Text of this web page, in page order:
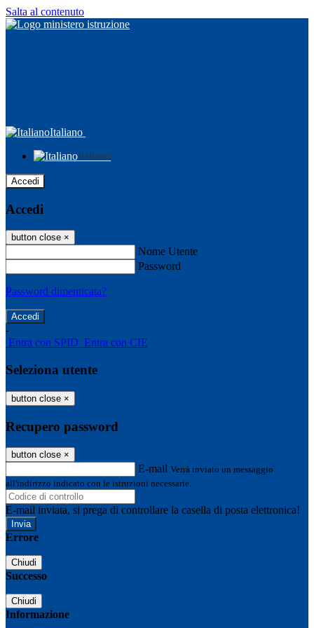
Salta al contenuto
Italiano
Italiano
Accedi
Accedi
button close ×
Nome Utente
Password
Password dimenticata?
-
Entra con SPID Entra con CIE
Seleziona utente
button close ×
Recupero password
button close ×
E-mail Verrà inviato un messaggio
all'indirizzo indicato con le istruzioni necessarie.
E-mail inviata, si prega di controllare la casella di posta elettronica!
Errore
Chiudi
Successo
Chiudi
Informazione